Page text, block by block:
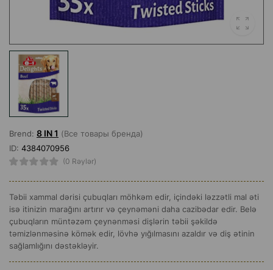
Brend: 8 IN 1 (Все товары бренда)
ID: 4384070956
(0 Rəylər)
Təbii xammal dərisi çubuqları möhkəm edir, içindəki ləzzətli mal əti
isə itinizin marağını artırır və çeynəməni daha cazibədar edir. Belə
çubuqların müntəzəm çeynənməsi dişlərin təbii şəkildə
təmizlənməsinə kömək edir, lövhə yığılmasını azaldır və diş ətinin
sağlamlığını dəstəkləyir.